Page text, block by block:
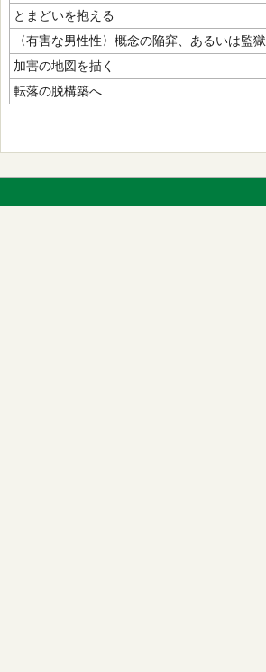
とまどいを抱える
〈有害な男性性〉概念の陥穽、あるいは監獄
加害の地図を描く
転落の脱構築へ